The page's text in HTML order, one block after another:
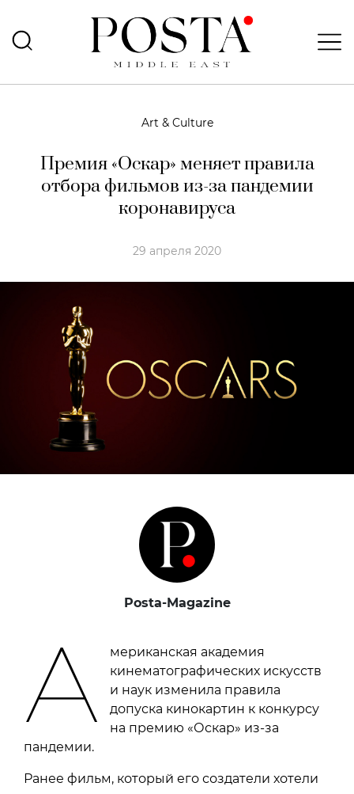
Art & Culture
Премия «Оскар» меняет правила
отбора фильмов из-за пандемии
коронавируса
29 апреля 2020
Posta-Magazine
А
мериканская академия
кинематографических искусств
и наук изменила правила
допуска кинокартин к конкурсу
на премию «Оскар» из-за
пандемии.
Ранее фильм, который его создатели хотели